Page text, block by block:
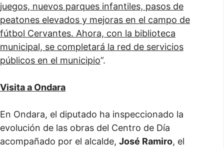
juegos, nuevos parques infantiles, pasos de
peatones elevados y mejoras en el campo de
fútbol Cervantes. Ahora, con la biblioteca
municipal, se completará la red de servicios
públicos en el municipio”.
Visita a Ondara
En Ondara, el diputado ha inspeccionado la
evolución de las obras del Centro de Día
acompañado por el alcalde, José Ramiro, el